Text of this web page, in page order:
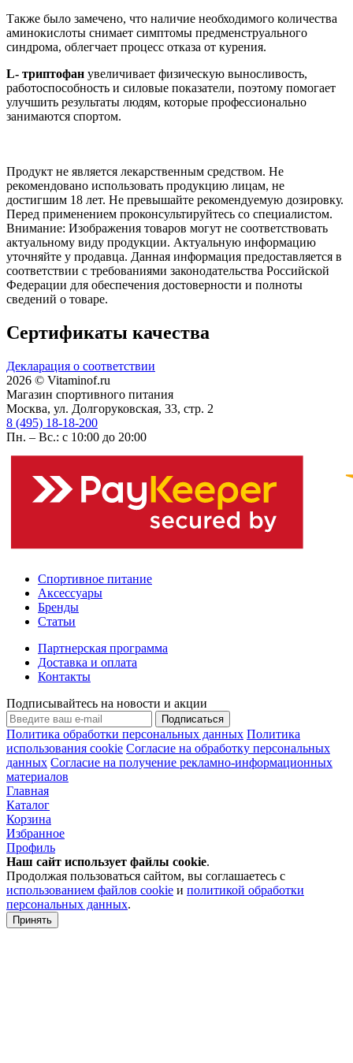
Также было замечено, что наличие необходимого количества
аминокислоты снимает симптомы предменструального
синдрома, облегчает процесс отказа от курения.
L- триптофан увеличивает физическую выносливость,
работоспособность и силовые показатели, поэтому помогает
улучшить результаты людям, которые профессионально
занимаются спортом.
Продукт не является лекарственным средством. Не
рекомендовано использовать продукцию лицам, не
достигшим 18 лет. Не превышайте рекомендуемую дозировку.
Перед применением проконсультируйтесь со специалистом.
Внимание: Изображения товаров могут не соответствовать
актуальному виду продукции. Актуальную информацию
уточняйте у продавца. Данная информация предоставляется в
соответствии с требованиями законодательства Российской
Федерации для обеспечения достоверности и полноты
сведений о товаре.
Сертификаты качества
Декларация о соответствии
2026 © Vitaminof.ru
Магазин спортивного питания
Москва, ул. Долгоруковская, 33, стр. 2
8 (495) 18-18-200
Пн. – Вс.: с 10:00 до 20:00
Спортивное питание
Аксессуары
Бренды
Статьи
Партнерская программа
Доставка и оплата
Контакты
Подписывайтесь на новости и акции
Подписаться
Политика обработки персональных данных Политика
использования cookie Согласие на обработку персональных
данных Согласие на получение рекламно-информационных
материалов
Главная
Каталог
Корзина
Избранное
Профиль
Наш сайт использует файлы cookie.
Продолжая пользоваться сайтом, вы соглашаетесь с
использованием файлов cookie и политикой обработки
персональных данных.
Принять